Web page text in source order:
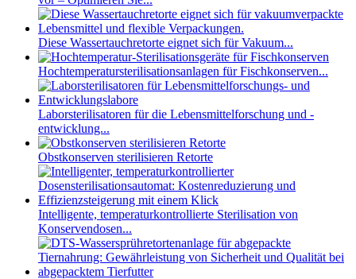
Diese Wassertauchretorte eignet sich für Vakuum...
Hochtemperatursterilisationsanlagen für Fischkonserven...
Laborsterilisatoren für die Lebensmittelforschung und -
entwicklung...
Obstkonserven sterilisieren Retorte
Intelligente, temperaturkontrollierte Sterilisation von
Konservendosen...